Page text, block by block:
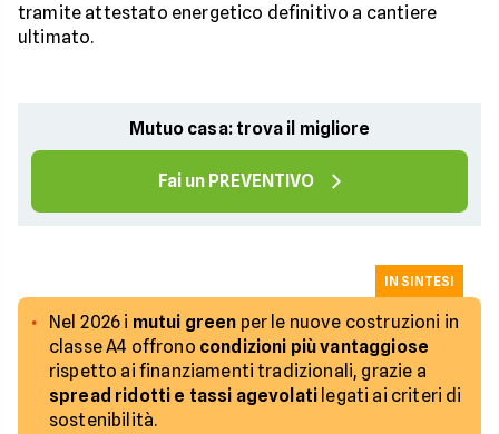
tramite attestato energetico definitivo a cantiere
ultimato.
Mutuo casa: trova il migliore
Fai un PREVENTIVO
Nel 2026 i mutui green per le nuove costruzioni in
classe A4 offrono condizioni più vantaggiose
rispetto ai finanziamenti tradizionali, grazie a
spread ridotti e tassi agevolati legati ai criteri di
sostenibilità.
IN SINTESI